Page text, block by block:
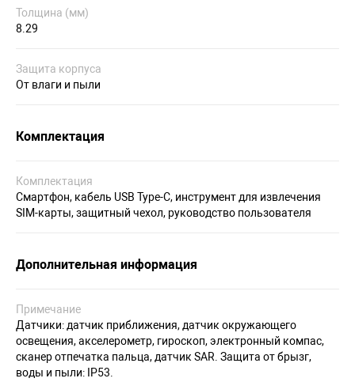
Толщина (мм)
8.29
Защита корпуса
От влаги и пыли
Комплектация
Комплектация
Смартфон, кабель USB Type-C, инструмент для извлечения
SIM-карты, защитный чехол, руководство пользователя
Дополнительная информация
Примечание
Датчики: датчик приближения, датчик окружающего
освещения, акселерометр, гироскоп, электронный компас,
сканер отпечатка пальца, датчик SAR. Защита от брызг,
воды и пыли: IP53.